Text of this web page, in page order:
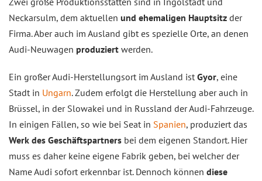
Neckarsulm, dem aktuellen und ehemaligen Hauptsitz der
Firma. Aber auch im Ausland gibt es spezielle Orte, an denen
Audi-Neuwagen produziert werden.
Ein großer Audi-Herstellungsort im Ausland ist Gyor, eine
Stadt in Ungarn. Zudem erfolgt die Herstellung aber auch in
Brüssel, in der Slowakei und in Russland der Audi-Fahrzeuge.
In einigen Fällen, so wie bei Seat in Spanien, produziert das
Werk des Geschäftspartners bei dem eigenen Standort. Hier
muss es daher keine eigene Fabrik geben, bei welcher der
Name Audi sofort erkennbar ist. Dennoch können diese